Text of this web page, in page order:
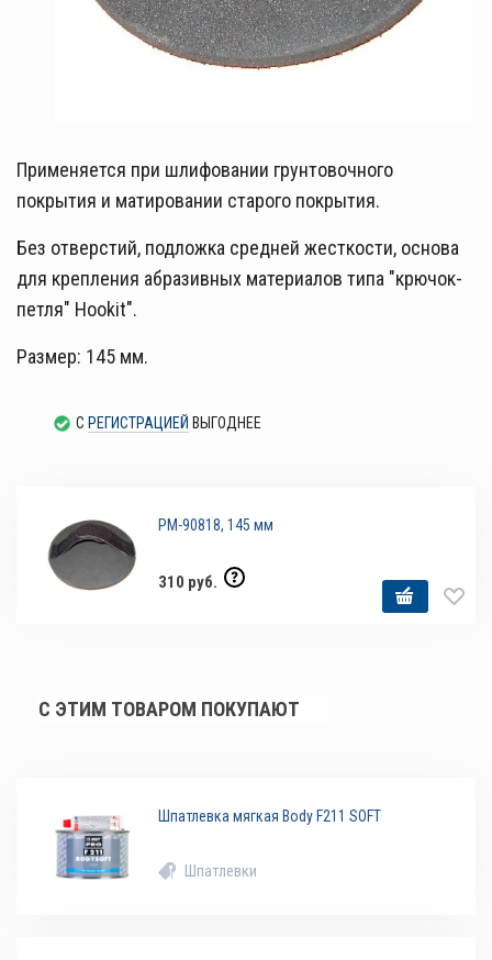
Применяется при шлифовании грунтовочного
покрытия и матировании старого покрытия.
Без отверстий, подложка средней жесткости, основа
для крепления абразивных материалов типа "крючок-
петля" Hookit".
Размер: 145 мм.
С РЕГИСТРАЦИЕЙ ВЫГОДНЕЕ
РМ-90818, 145 мм
310 руб.
С ЭТИМ ТОВАРОМ ПОКУПАЮТ
Шпатлевка мягкая Body F211 SOFT
Шпатлевки